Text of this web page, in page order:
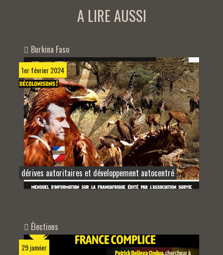
A LIRE AUSSI
Burkina Faso
1er février 2024
dérives autoritaires et développement autocentré
Élections
29 janvier